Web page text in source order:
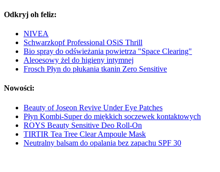
Odkryj oh feliz:
NIVEA
Schwarzkopf Professional OSiS Thrill
Bio spray do odświeżania powietrza "Space Clearing"
Aleoesowy żel do higieny intymnej
Frosch Płyn do płukania tkanin Zero Sensitive
Nowości:
Beauty of Joseon Revive Under Eye Patches
Płyn Kombi-Super do miękkich soczewek kontaktowych
ROYS Beauty Sensitive Deo Roll-On
TIRTIR Tea Tree Clear Ampoule Mask
Neutralny balsam do opalania bez zapachu SPF 30